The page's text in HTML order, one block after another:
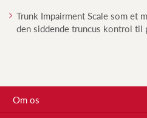
Trunk Impairment Scale som et
den siddende truncus kontrol til
Om os